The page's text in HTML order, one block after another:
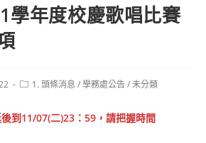
學年度校慶歌唱比賽
Post1. 頭條消息 /學務處公告/未分類
到11/07(二)23：59，請把握時間